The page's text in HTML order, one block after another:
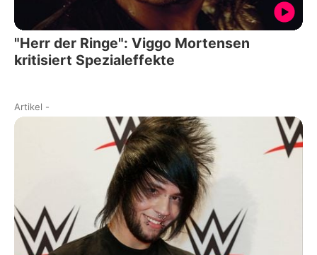
"Herr der Ringe": Viggo Mortensen
kritisiert Spezialeffekte
Artikel -